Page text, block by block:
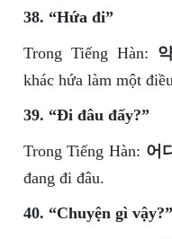
38. “Hứa đi”
Trong Tiếng Hàn:
khác hứa làm một
39. “Đi đâu đấy?”
Trong Tiếng Hàn: 어
đang đi đâu.
40. “Chuyện gì vậy?”